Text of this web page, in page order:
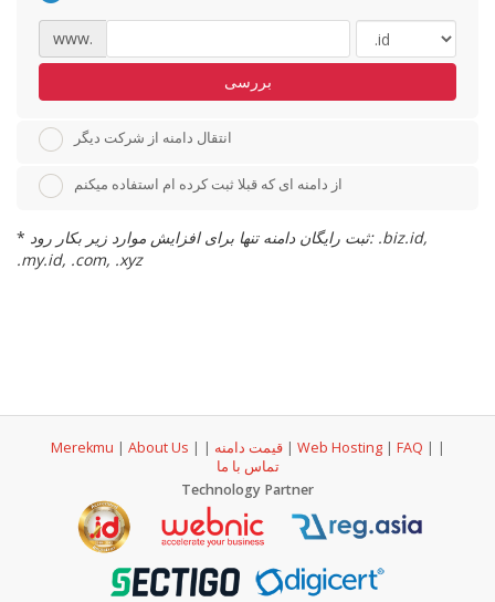
www.
بررسی
انتقال دامنه از شرکت دیگر
از دامنه ای که قبلا ثبت کرده ام استفاده میکنم
* ثبت رایگان دامنه تنها برای افزایش موارد زیر بکار رود: .biz.id,
.my.id, .com, .xyz
Merekmu | About Us | | قیمت دامنه| Web Hosting| FAQ | |
تماس با ما
Technology Partner